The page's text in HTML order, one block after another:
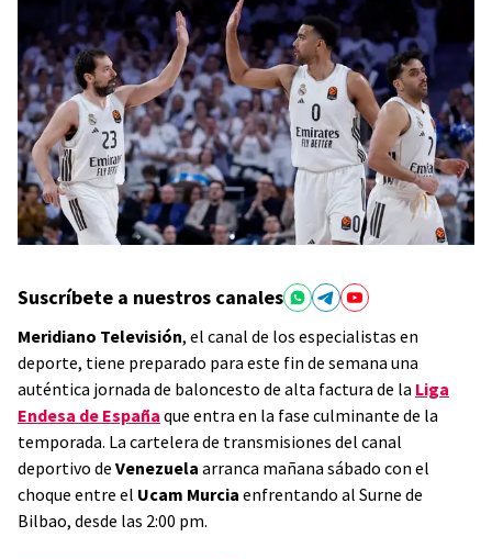
Suscríbete a nuestros canales
Meridiano Televisión, el canal de los especialistas en
deporte, tiene preparado para este fin de semana una
auténtica jornada de baloncesto de alta factura de la Liga
Endesa de España que entra en la fase culminante de la
temporada. La cartelera de transmisiones del canal
deportivo de Venezuela arranca mañana sábado con el
choque entre el Ucam Murcia enfrentando al Surne de
Bilbao, desde las 2:00 pm.